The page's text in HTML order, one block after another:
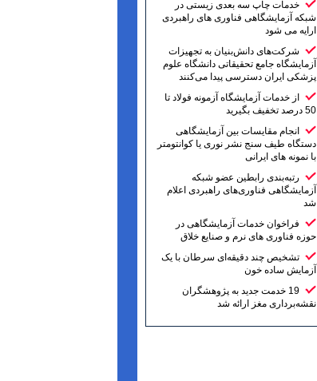
خدمات چاپ سه بعدی زیستی در
شبکه آزمایشگاهی فناوری های راهبردی
ارایه می شود
شرکت‌های دانش‌بنیان به تجهیزات
آزمایشگاه جامع تحقیقاتی دانشگاه علوم
پزشکی ایران دسترسی پیدا می‌کنند
از خدمات آزمایشگاه آزمونه فولاد تا
50 درصد تخفیف بگیرید
انجام مقایسات بین آزمایشگاهی
دستگاه طیف سنج نشر نوری یا کوانتومتر
با نمونه های ایرانی
رتبه‌بندی رابطین عضو شبکه
آزمایشگاهی فناوری‌های راهبردی اعلام
شد
فراخوان خدمات آزمایشگاهی در
حوزه فناوری های نرم و صنایع خلاق
تشخیص چند دقیقه‌ای سرطان با یک
آزمایش ساده خون
19 خدمت جدید به پژوهشگران
نقشه‌برداری مغز ارائه شد